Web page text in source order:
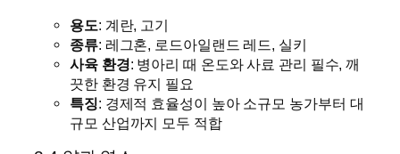
용도: 계란, 고기
종류: 레그혼, 로드아일랜드 레드, 실키
사육 환경: 병아리 때 온도와 사료 관리 필수, 깨
끗한 환경 유지 필요
특징: 경제적 효율성이 높아 소규모 농가부터 대
규모 산업까지 모두 적합